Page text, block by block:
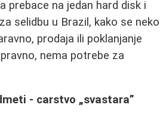
prebace na jedan hard disk i
selidbu u Brazil, kako se neko
prodaja ili poklanjanje
nema potrebe za
- carstvo „svastara”